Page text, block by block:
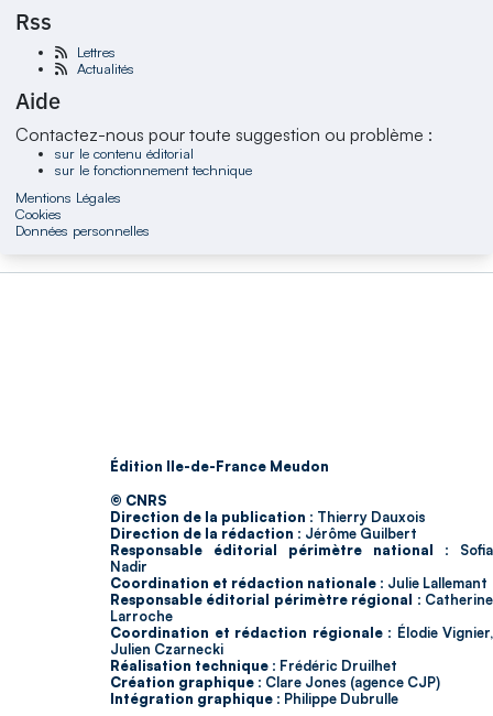
Rss
Lettres
Actualités
Aide
Contactez-nous pour toute suggestion ou problème :
sur le contenu éditorial
sur le fonctionnement technique
Mentions Légales
Cookies
Données personnelles
Édition Ile-de-France Meudon
© CNRS
Direction de la publication : Thierry Dauxois
Direction de la rédaction : Jérôme Guilbert
Responsable éditorial périmètre national : Sofia
Nadir
Coordination et rédaction nationale : Julie Lallemant
Responsable éditorial périmètre régional : Catherine
Larroche
Coordination et rédaction régionale : Élodie Vignier,
Julien Czarnecki
Réalisation technique : Frédéric Druilhet
Création graphique : Clare Jones (agence CJP)
Intégration graphique : Philippe Dubrulle